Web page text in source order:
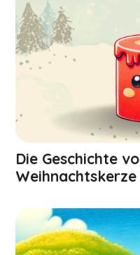
Die Geschichte
Weihnachts­kerze